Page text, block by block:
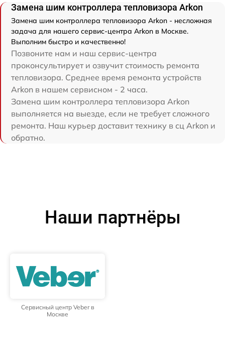
Замена шим контроллера тепловизора Arkon
Замена шим контроллера тепловизора Arkon - несложная
задача для нашего сервис-центра Arkon в Москве.
Выполним быстро и качественно!
Позвоните нам и наш сервис-центра
проконсультирует и озвучит стоимость ремонта
тепловизора. Среднее время ремонта устройств
Arkon в нашем сервисном - 2 часа.
Замена шим контроллера тепловизора Arkon
выполняется на выезде, если не требует сложного
ремонта. Наш курьер доставит технику в сц Arkon и
обратно.
Наши партнёры
Сервисный центр Veber в
Москве